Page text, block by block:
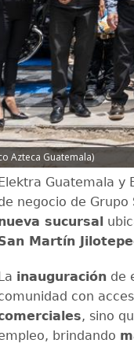
Azteca Guatemala)
Guatemala y
negocio de
sucursal
Martín
inauguración de
con
, sino
brindando